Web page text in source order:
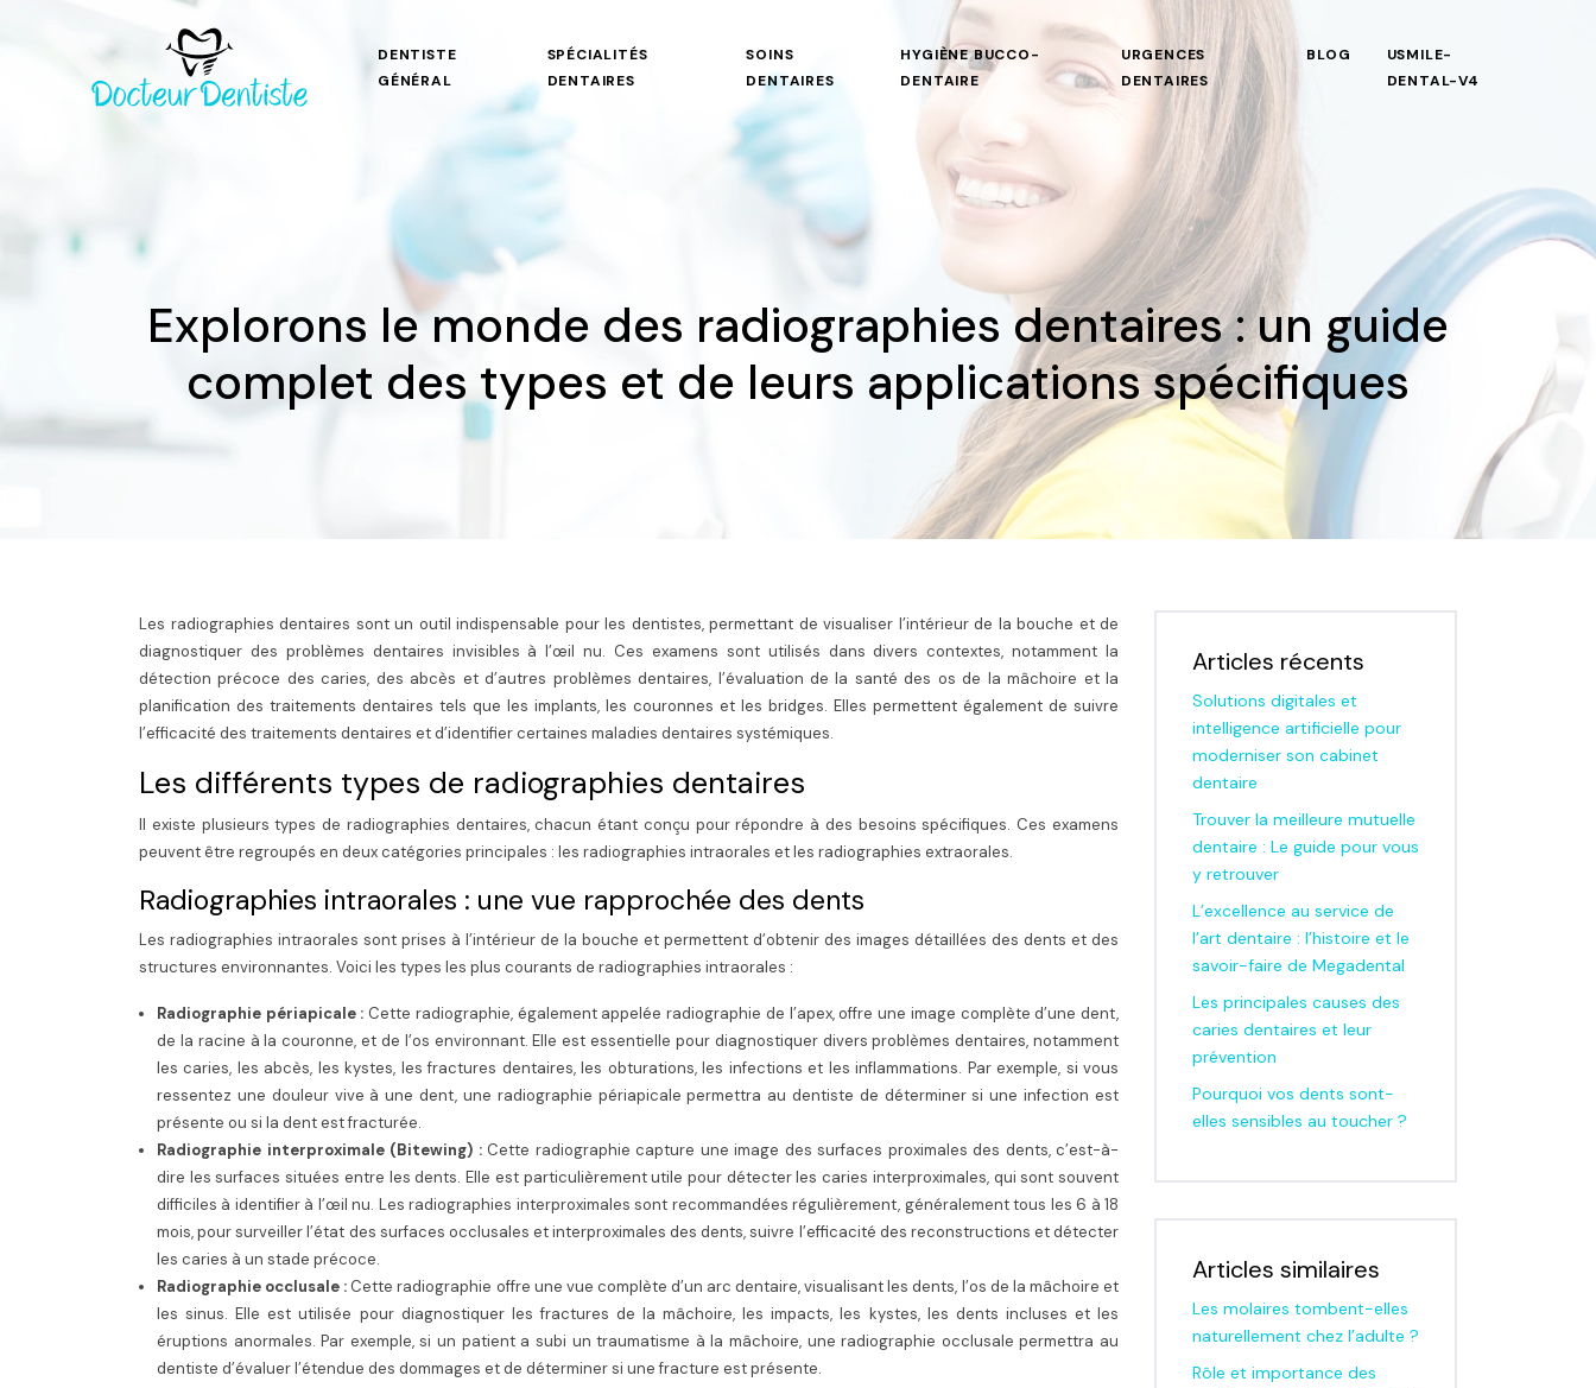
DENTISTE
GÉNÉRAL
SPÉCIALITÉS
DENTAIRES
SOINS
DENTAIRES
HYGIÈNE BUCCO-
DENTAIRE
URGENCES
DENTAIRES
BLOG
USMILE-
DENTAL-V4
Explorons le monde des radiographies dentaires : un guide
complet des types et de leurs applications spécifiques
Les radiographies dentaires sont un outil indispensable pour les dentistes, permettant de visualiser l’intérieur de la bouche et de
diagnostiquer des problèmes dentaires invisibles à l’œil nu. Ces examens sont utilisés dans divers contextes, notamment la
détection précoce des caries, des abcès et d’autres problèmes dentaires, l’évaluation de la santé des os de la mâchoire et la
planification des traitements dentaires tels que les implants, les couronnes et les bridges. Elles permettent également de suivre
l’efficacité des traitements dentaires et d’identifier certaines maladies dentaires systémiques.
Les différents types de radiographies dentaires
Il existe plusieurs types de radiographies dentaires, chacun étant conçu pour répondre à des besoins spécifiques. Ces examens
peuvent être regroupés en deux catégories principales : les radiographies intraorales et les radiographies extraorales.
Radiographies intraorales : une vue rapprochée des dents
Les radiographies intraorales sont prises à l’intérieur de la bouche et permettent d’obtenir des images détaillées des dents et des
structures environnantes. Voici les types les plus courants de radiographies intraorales :
Radiographie périapicale : Cette radiographie, également appelée radiographie de l’apex, offre une image complète d’une dent,
de la racine à la couronne, et de l’os environnant. Elle est essentielle pour diagnostiquer divers problèmes dentaires, notamment
les caries, les abcès, les kystes, les fractures dentaires, les obturations, les infections et les inflammations. Par exemple, si vous
ressentez une douleur vive à une dent, une radiographie périapicale permettra au dentiste de déterminer si une infection est
présente ou si la dent est fracturée.
Radiographie interproximale (Bitewing) : Cette radiographie capture une image des surfaces proximales des dents, c’est-à-
dire les surfaces situées entre les dents. Elle est particulièrement utile pour détecter les caries interproximales, qui sont souvent
difficiles à identifier à l’œil nu. Les radiographies interproximales sont recommandées régulièrement, généralement tous les 6 à 18
mois, pour surveiller l’état des surfaces occlusales et interproximales des dents, suivre l’efficacité des reconstructions et détecter
les caries à un stade précoce.
Radiographie occlusale : Cette radiographie offre une vue complète d’un arc dentaire, visualisant les dents, l’os de la mâchoire et
les sinus. Elle est utilisée pour diagnostiquer les fractures de la mâchoire, les impacts, les kystes, les dents incluses et les
éruptions anormales. Par exemple, si un patient a subi un traumatisme à la mâchoire, une radiographie occlusale permettra au
dentiste d’évaluer l’étendue des dommages et de déterminer si une fracture est présente.
Articles récents
Solutions digitales et
intelligence artificielle pour
moderniser son cabinet
dentaire
Trouver la meilleure mutuelle
dentaire : Le guide pour vous
y retrouver
L’excellence au service de
l’art dentaire : l’histoire et le
savoir-faire de Megadental
Les principales causes des
caries dentaires et leur
prévention
Pourquoi vos dents sont-
elles sensibles au toucher ?
Articles similaires
Les molaires tombent-elles
naturellement chez l’adulte ?
Rôle et importance des